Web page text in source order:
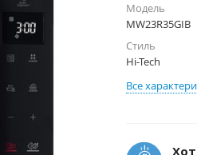
Модель
MW23R35GIB
Стиль
Hi-Tech
Все